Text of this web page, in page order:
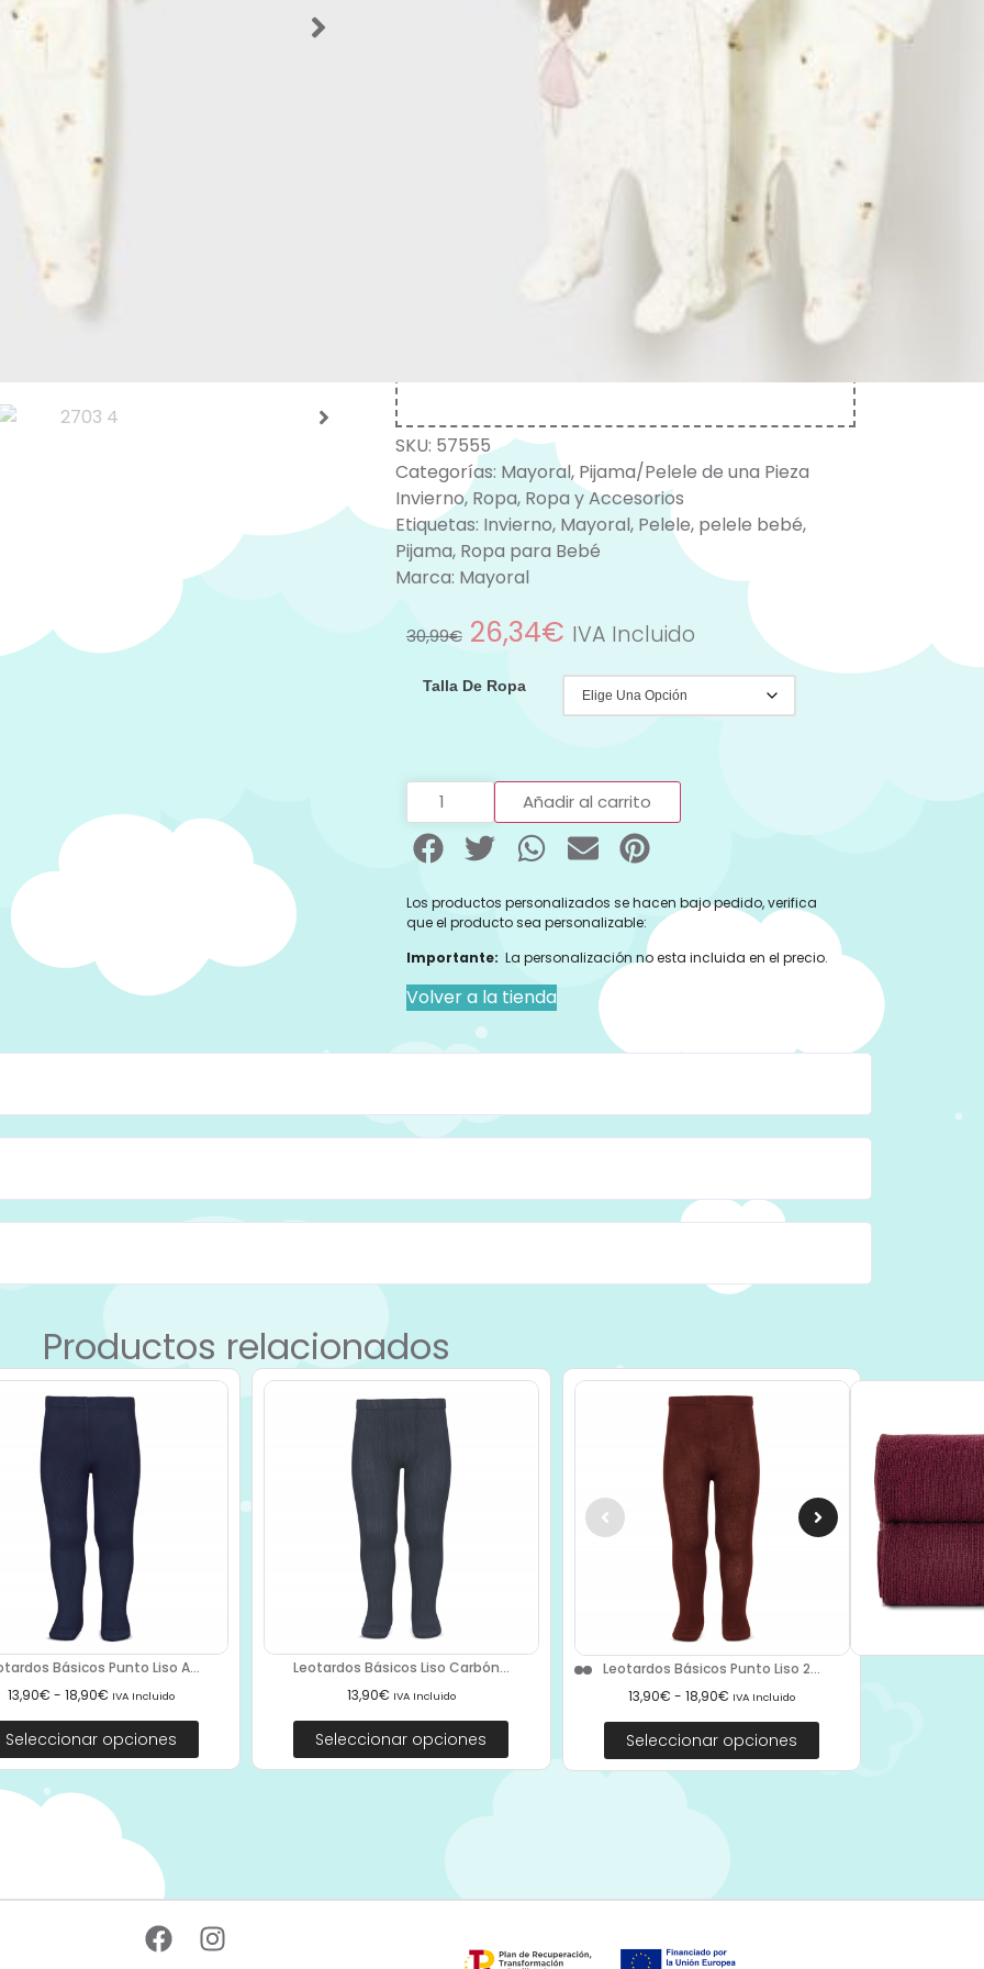
Un básico esencial que combina estilo clásico
con funcionalidad para el día a día de los
Al elegir nuestros productos de algodón estás
apoyando nuestra inversión en la iniciativa
Better Cotton. El algodón Better Cotton se
obtiene mediante un sistema de balance de
masas y no se puede rastrear físicamente
hasta los productos finales. Sin embargo, los
productores de algodón se benefician de la
demanda de Better Cotton en volúmenes
SKU: 57555
Categorías: Mayoral, Pijama/Pelele de una Pieza
Invierno, Ropa, Ropa y Accesorios
Etiquetas: Invierno, Mayoral, Pelele, pelele bebé,
Pijama, Ropa para Bebé
Marca: Mayoral
30,99€ 26,34€ IVA Incluido
Talla De Ropa
Añadir al carrito
Los productos personalizados se hacen bajo pedido, verifica
que el producto sea personalizable:
Importante: La personalización no esta incluida en el precio.
Volver a la tienda
Productos relacionados
Básicos Punto Liso A...
13,90€ - 18,90€ IVA Incluido
Seleccionar opciones
Leotardos Básicos Liso Carbón...
13,90€ IVA Incluido
Seleccionar opciones
Leotardos Básicos Punto Liso 2...
13,90€ - 18,90€ IVA Incluido
Seleccionar opciones